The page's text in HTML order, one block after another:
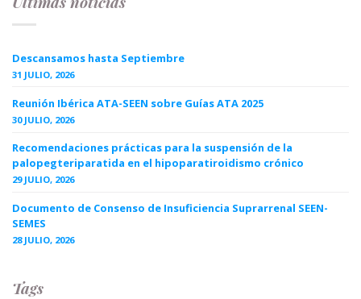
Descansamos hasta Septiembre
31 JULIO, 2026
Reunión Ibérica ATA-SEEN sobre Guías ATA 2025
30 JULIO, 2026
Recomendaciones prácticas para la suspensión de la
palopegteriparatida en el hipoparatiroidismo crónico
29 JULIO, 2026
Documento de Consenso de Insuficiencia Suprarrenal SEEN-
SEMES
28 JULIO, 2026
Tags